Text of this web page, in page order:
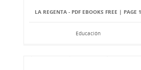
LA REGENTA - PDF EBOOKS FREE | PAGE 1
Educación